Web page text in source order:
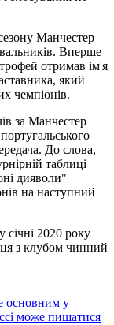
Манчестер
Вперше
отримав ім'я
який
чемпіонів.
за Манчестер
До слова,
таблиці
дияволи"
на наступний
2020 року
з клубом чинний
основним у
може пишатися